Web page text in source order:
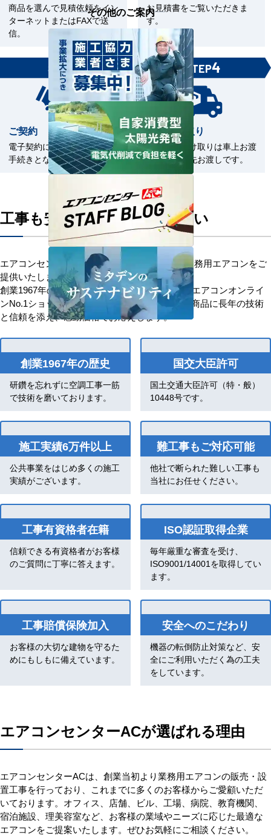
商品を選んで見積依頼をイン
ターネットまたはFAXで送
信。
お見積書をご覧いただきま
す。
STEP3
ご契約
電子契約による契約締結のお
手続きとなります。
STEP4
商品の受取り
商品のお受け取りは車上お渡
しまたは軒先お渡しです。
工事も安心してお任せください
エアコンセンターACはお客様に安心を添えて業務用エアコンをご
提供いたします。
創業1967年の歴史を持つ、信頼と安心の業務用エアコンオンライ
ンNo.1ショップです。「お客様を大切に」優良商品に長年の技術
と信頼を添え、感動価格でお応えします。
創業1967年の歴史
研鑽を忘れずに空調工事一筋
で技術を磨いております。
国交大臣許可
国土交通大臣許可（特・般）
10448号です。
施工実績6万件以上
公共事業をはじめ多くの施工
実績がございます。
難工事もご対応可能
他社で断られた難しい工事も
当社にお任せください。
工事有資格者在籍
信頼できる有資格者がお客様
のご質問に丁寧に答えます。
ISO認証取得企業
毎年厳重な審査を受け、
ISO9001/14001を取得してい
ます。
工事賠償保険加入
お客様の大切な建物を守るた
めにもしもに備えています。
安全へのこだわり
機器の転倒防止対策など、安
全にご利用いただく為の工夫
をしています。
エアコンセンターACが選ばれる理由
エアコンセンターACは、創業当初より業務用エアコンの販売・設
置工事を行っており、これまでに多くのお客様からご愛顧いただ
いております。オフィス、店舗、ビル、工場、病院、教育機関、
宿泊施設、理美容室など、お客様の業域やニーズに応じた最適な
エアコンをご提案いたします。ぜひお気軽にご相談ください。
その他のご案内